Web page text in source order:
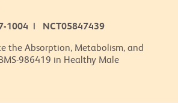
1004 | NCT05847439
the Absorption, Metabolism, and
986419 in Healthy Male